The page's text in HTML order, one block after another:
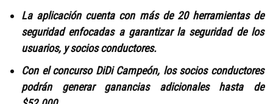
La aplicación cuenta con más de 20 herramientas de
seguridad enfocadas a garantizar la seguridad de los
usuarios, y socios conductores.
Con el concurso DiDi Campeón, los socios conductores
podrán generar ganancias adicionales hasta de